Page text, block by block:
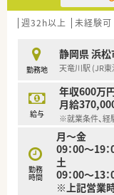
＼＼独立支援
■独立を考えて
険の種類、レセ
通常業務以外
す。
■将来的に独
＼＼こんな会
■2001年9月設
います。
■静岡県浜松市
も拡大していく
■社長は「みん
従業員と社長
週32h以上 未経験可
勤務地
静岡県 浜
天竜川駅 (JR
給与
年収600万
月給
※就業条件、経
勤務
時間
月～金
09：00～19：
土
09：00～13：
※上記営業